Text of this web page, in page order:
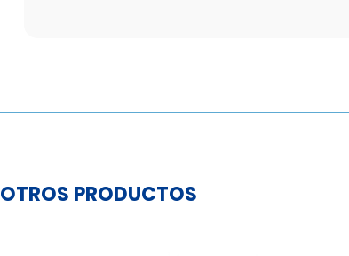
OTROS PRODUCTOS